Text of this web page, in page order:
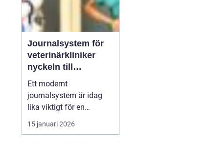
Journalsystem för
veterinärkliniker
nyckeln till
smidigare vardag
och säkrare vård
Ett modernt
journalsystem är idag
lika viktigt för en
veterinärklinik som
röntgenutrustning och
15 januari 2026